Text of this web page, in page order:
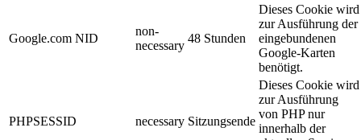
Google.com NID
non-
necessary
48 Stunden
Dieses Cookie wird
zur Ausführung der
eingebundenen
Google-Karten
benötigt.
PHPSESSID necessary Sitzungsende
Dieses Cookie wird
zur Ausführung
von PHP nur
innerhalb der